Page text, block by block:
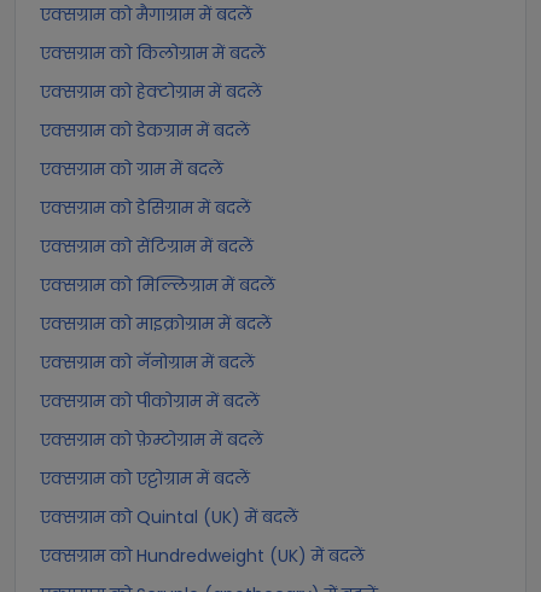
एक्सग्राम को मैगाग्राम में बदलें
एक्सग्राम को किलोग्राम में बदलें
एक्सग्राम को हेक्टोग्राम में बदलें
एक्सग्राम को डेकग्राम में बदलें
एक्सग्राम को ग्राम में बदलें
एक्सग्राम को डेसिग्राम में बदलें
एक्सग्राम को सेंटिग्राम में बदलें
एक्सग्राम को मिल्लिग्राम में बदलें
एक्सग्राम को माइक्रोग्राम में बदलें
एक्सग्राम को नॅनोग्राम में बदलें
एक्सग्राम को पीकोग्राम में बदलें
एक्सग्राम को फ़ेम्टोग्राम में बदलें
एक्सग्राम को एट्टोग्राम में बदलें
एक्सग्राम को Quintal (UK) में बदलें
एक्सग्राम को Hundredweight (UK) में बदलें